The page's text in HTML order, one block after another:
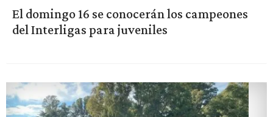
El domingo 16 se conocerán los campeones
del Interligas para juveniles